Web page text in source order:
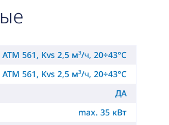
ATM 561, Kvs 2,5 м³/ч, 20÷43°C
ATM 561, Kvs 2,5 м³/ч, 20÷43°C
ДА
max. 35 кВт